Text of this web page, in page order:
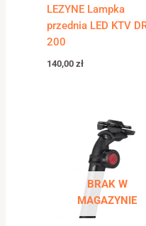
LEZYNE Lampka
przednia LED KTV
200
140,00zł
BRAK W
MAGAZYNIE